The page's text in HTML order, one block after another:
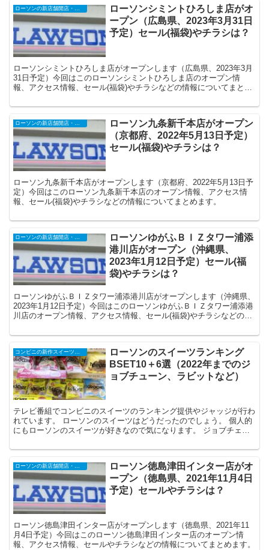
ローソンの新店舗開店・オープンセール
ローソンシミントひろしま店がオ
ープン（広島県、2023年3月31日
予定）セール(福袋)やチラシは？
ローソンシミントひろしま店がオープンします（広島県、2023年3月
31日予定）今回はこのローソンシミントひろしま店のオープン情
報、アクセス情報、セール(福袋)やチラシなどの情報についてまとめ
ローソン九条新千本店がオープン
（京都府、2022年5月13日予定）
セール(福袋)やチラシは？
ローソン九条新千本店がオープンします（京都府、2022年5月13日予
定）今回はこのローソン九条新千本店のオープン情報、アクセス情
報、セール(福袋)やチラシなどの情報についてまとめます。
ローソンの新店舗開店・オープンセール
ローソンゆがふＢＩＺタワー浦添
港川店がオープン（沖縄県、
2023年1月12日予定）セール(福
袋)やチラシは？
ローソンゆがふＢＩＺタワー浦添港川店がオープンします（沖縄県、
2023年1月12日予定）今回はこのローソンゆがふＢＩＺタワー浦添港
川店のオープン情報、アクセス情報、セール(福袋)やチラシなどの情
ローソンのスイーツランキング
BSET10＋6選（2022年までのジ
ョブチューン、ラビットなど）
テレビ番組でコンビニのスイーツのランキング提供やジャッジが行わ
れています。 ローソンのスイーツはどうだったのでしょう。 個人的
にもローソンのスイーツが好きなので気になります。 ジョブチェー
ローソンの新店舗開店・オープンセール
ローソン徳島津田インター店がオ
ープン（徳島県、2021年11月4日
予定）セールやチラシは？
ローソン徳島津田インター店がオープンします（徳島県、2021年11
月4日予定）今回はこのローソン徳島津田インター店のオープン情
報、アクセス情報、セールやチラシなどの情報についてまとめます。